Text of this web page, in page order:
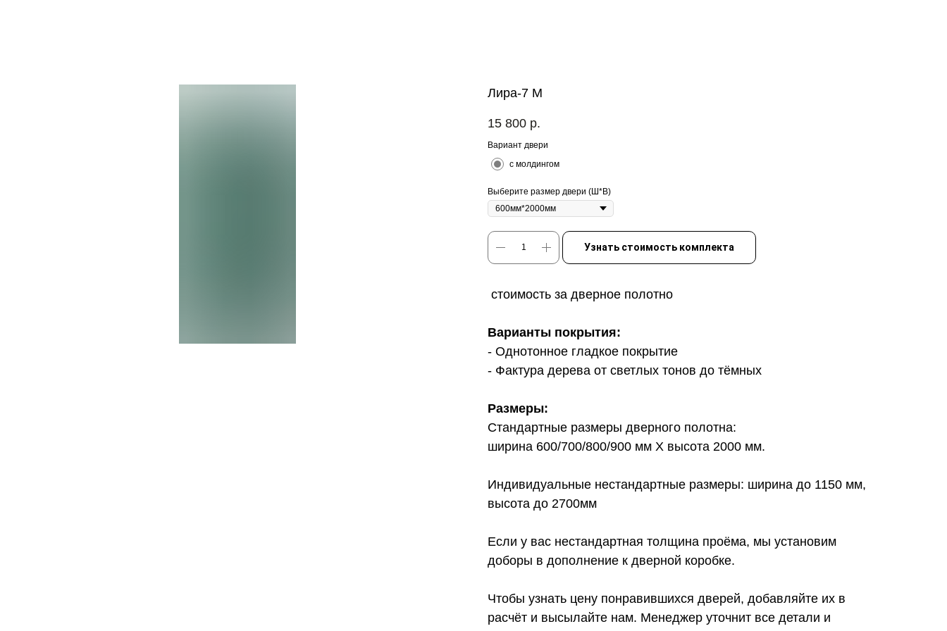
Лира-7 М
15 800 р.
Вариант двери
с молдингом
Выберите размер двери (Ш*В)
Узнать стоимость комплекта
стоимость за дверное полотно
Варианты покрытия:
- Однотонное гладкое покрытие
- Фактура дерева от светлых тонов до тёмных
Размеры:
Стандартные размеры дверного полотна:
ширина 600/700/800/900 мм Х высота 2000 мм.
Индивидуальные нестандартные размеры: ширина до 1150 мм,
высота до 2700мм
Если у вас нестандартная толщина проёма, мы установим
доборы в дополнение к дверной коробке.
Чтобы узнать цену понравившихся дверей, добавляйте их в
расчёт и высылайте нам. Менеджер уточнит все детали и